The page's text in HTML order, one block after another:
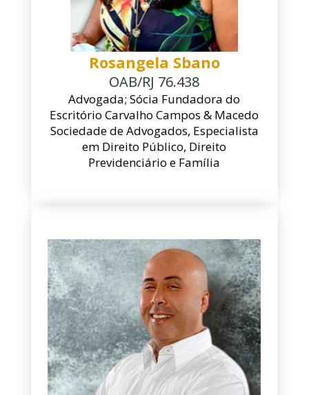
EBOOKS
DÚVIDAS
ESTÁGIO GRADUAÇÃO
ESTÁGIO PÓS-GRADUAÇÃO
AUXILIAR ADMINISTRATIVO 2026
Rosangela Sbano
OAB/RJ 76.438
Advogada; Sócia Fundadora do
Escritório Carvalho Campos & Macedo
Sociedade de Advogados, Especialista
em Direito Público, Direito
Previdenciário e Família